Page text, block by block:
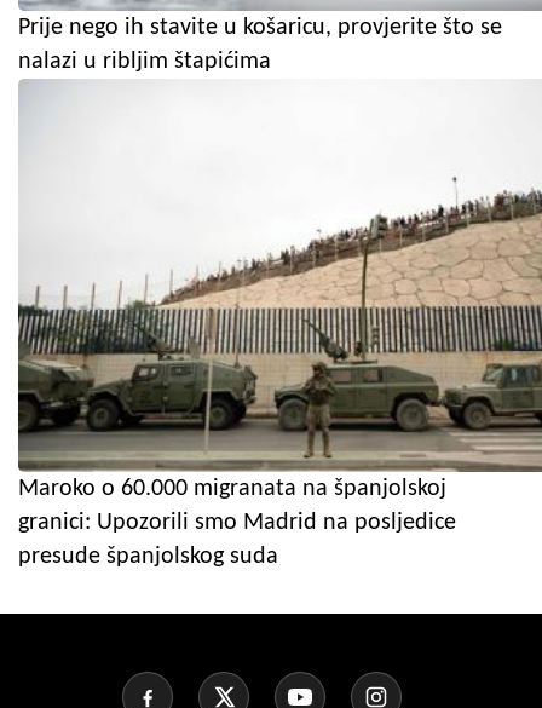
Prije nego ih stavite u košaricu, provjerite što se
nalazi u ribljim štapićima
Maroko o 60.000 migranata na španjolskoj
granici: Upozorili smo Madrid na posljedice
presude španjolskog suda